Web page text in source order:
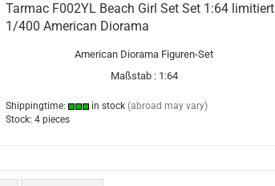
Tarmac F002YL Beach Girl Set Set 1:64 limitiert
1/400 American Diorama
American Diorama Figuren-Set
Maßstab : 1:64
Shippingtime: in stock (abroad may vary)
Stock: 4 pieces